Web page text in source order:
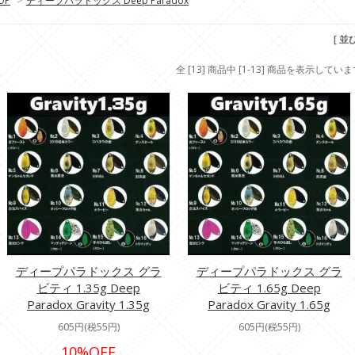
[ 並
全 [13] 商品中 [1-13] 商品を表示していま
ディープパラドックス グラ
ビティ 1.35g Deep
Paradox Gravity 1.35g
605円(税55円)
ディープパラドックス グラ
ビティ 1.65g Deep
Paradox Gravity 1.65g
605円(税55円)